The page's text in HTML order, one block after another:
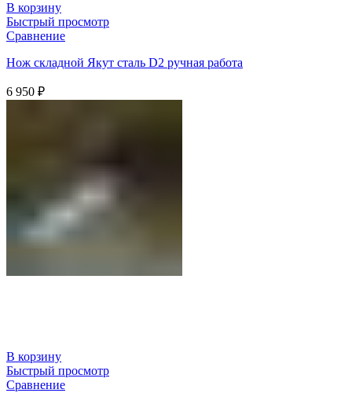
В корзину
Быстрый просмотр
Сравнение
Нож складной Якут сталь D2 ручная работа
6 950 ₽
В корзину
Быстрый просмотр
Сравнение